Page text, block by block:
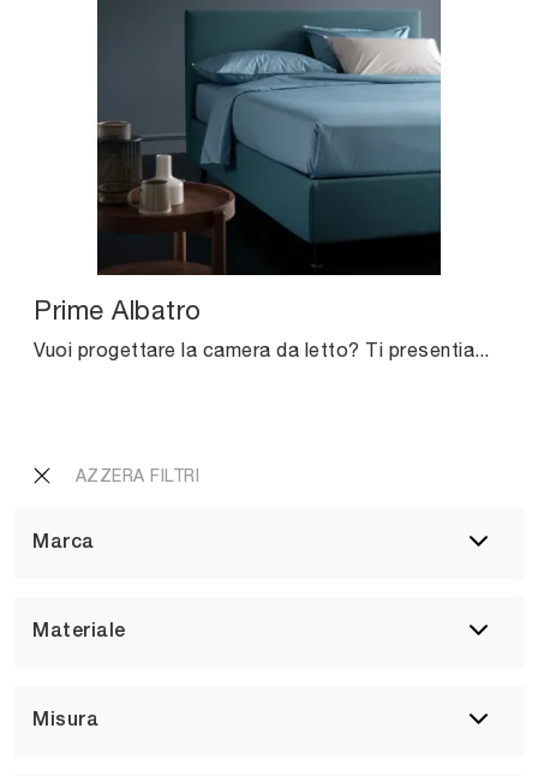
AZZERA FILTRI
Marca
Materiale
Misura
Prime Albatro
Vuoi progettare la camera da letto? Ti presentiamo il letto in tessuto Prime Albatro di Altrenotti per spazi moderni.